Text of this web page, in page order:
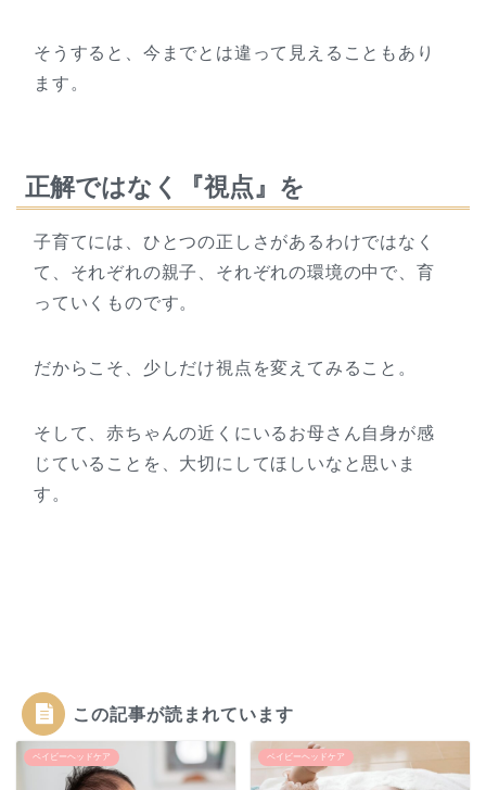
そうすると、今までとは違って見えることもあり
ます。
正解ではなく『視点』を
子育てには、ひとつの正しさがあるわけではなく
て、それぞれの親子、それぞれの環境の中で、育
っていくものです。
だからこそ、少しだけ視点を変えてみること。
そして、赤ちゃんの近くにいるお母さん自身が感
じていることを、大切にしてほしいなと思いま
す。
この記事が読まれています
ベイビーヘッドケア ベイビーヘッドケア